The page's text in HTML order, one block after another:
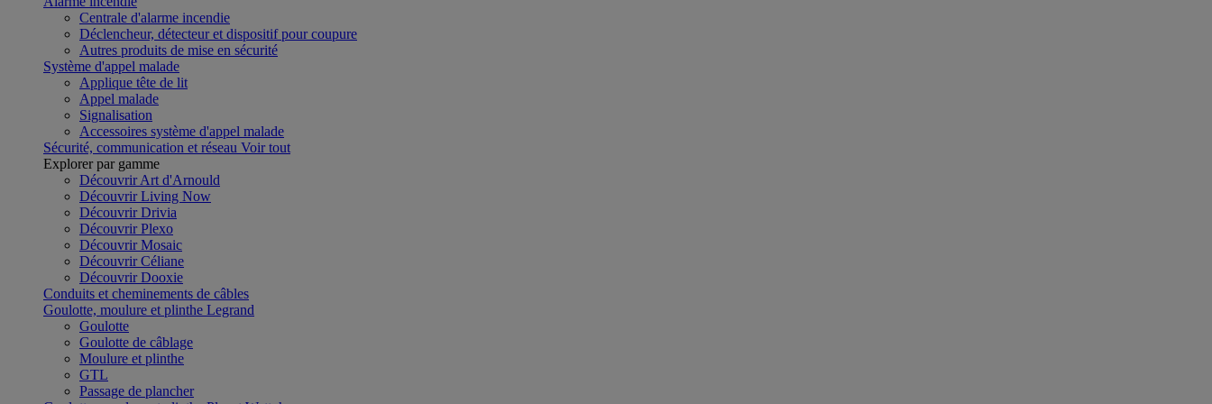
Centrale d'alarme incendie
Déclencheur, détecteur et dispositif pour coupure
Autres produits de mise en sécurité
Système d'appel malade
Applique tête de lit
Appel malade
Signalisation
Accessoires système d'appel malade
Sécurité, communication et réseau Voir tout
Explorer par gamme
Découvrir Art d'Arnould
Découvrir Living Now
Découvrir Drivia
Découvrir Plexo
Découvrir Mosaic
Découvrir Céliane
Découvrir Dooxie
Conduits et cheminements de câbles
Goulotte, moulure et plinthe Legrand
Goulotte
Goulotte de câblage
Moulure et plinthe
GTL
Passage de plancher